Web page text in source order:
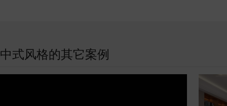
中式风格的其它案例